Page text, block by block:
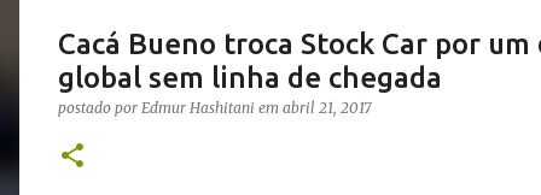
Cacá Bueno troca Stock Car por
global sem linha de chegada
postado por Edmur Hashitani em abril 21, 2017